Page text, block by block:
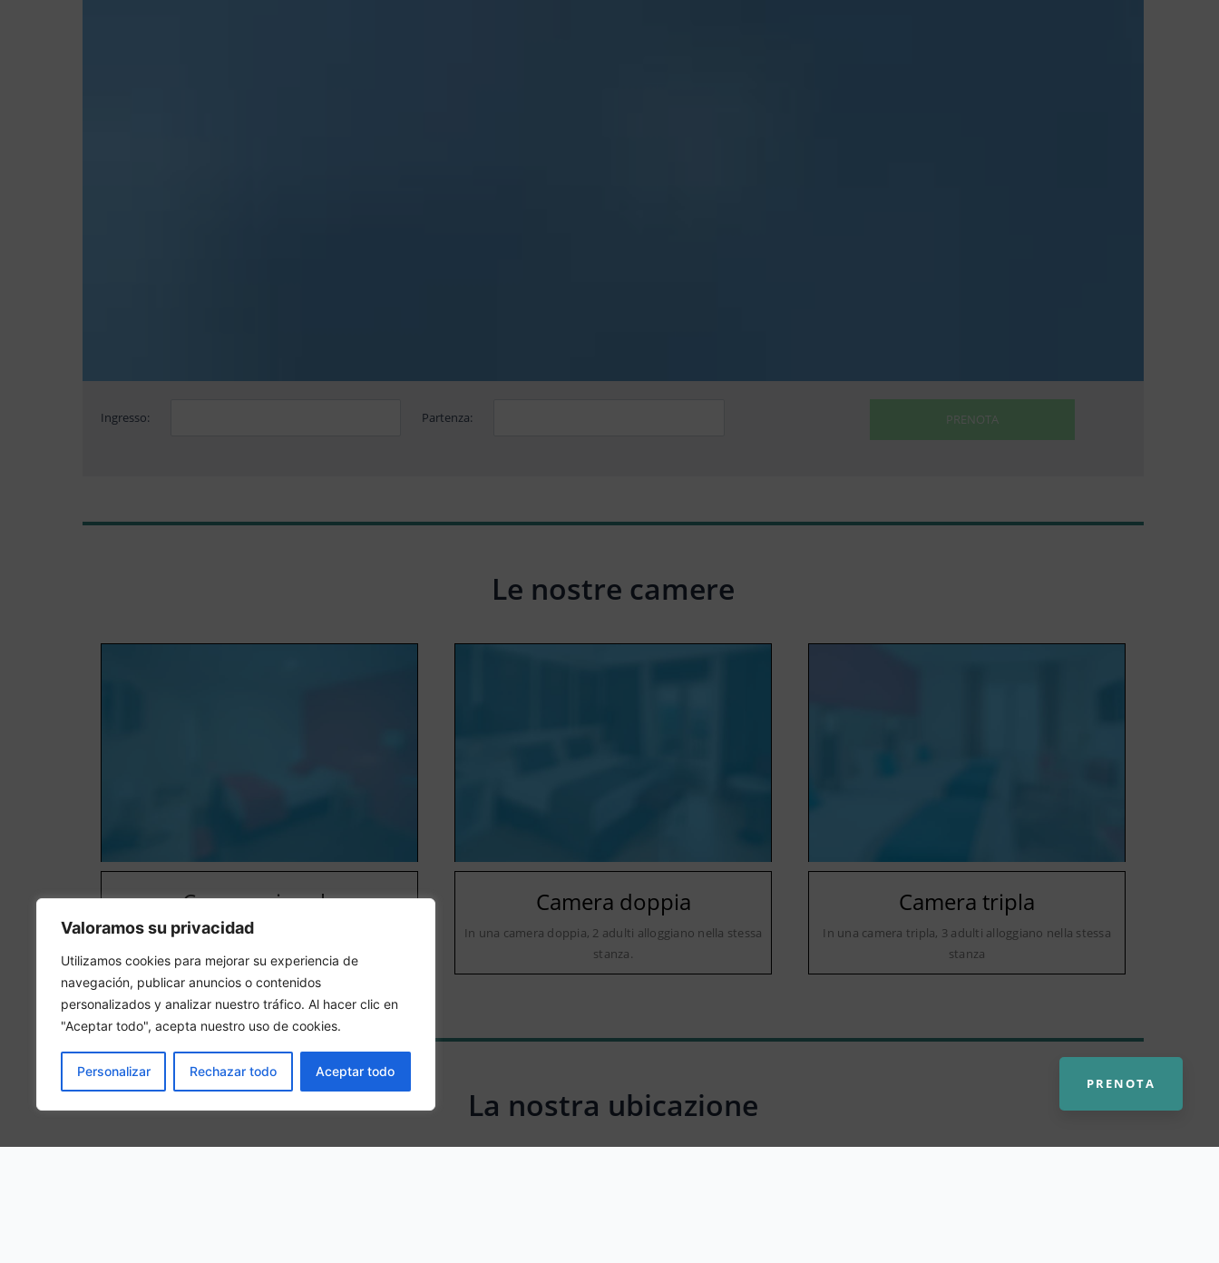
Valoramos su privacidad
Utilizamos cookies para mejorar su experiencia de
navegación, publicar anuncios o contenidos
personalizados y analizar nuestro tráfico. Al hacer clic en
"Aceptar todo", acepta nuestro uso de cookies.
Personalizar Rechazar todo Aceptar todo
Ingresso: Partenza: PRENOTA
Le nostre camere
Camera singola
In una camera singola, 1 persona adulta sarà ospitata
nella camera
Camera doppia
In una camera doppia, 2 adulti alloggiano nella stessa
stanza.
Camera tripla
In una camera tripla, 3 adulti alloggiano nella stessa
stanza
La nostra ubicazione
Strada dei Ronchi, 27029 Sforzesca PV, Italy
PRENOTA